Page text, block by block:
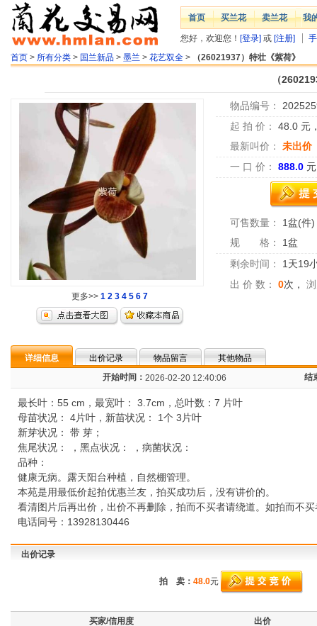
首页 买兰花 卖兰花 我
您好，欢迎您！ [登录] 或 [注册]
首页 > 所有分类 > 国兰新品 > 墨兰 > 花艺双全 > （26021937）特壮《紫荷》
（
更多>> 1 2 3 4 5 6 7
物品编号：
起 拍 价：
48.0 元
最新叫价：
未出价
一 口 价：
888.0 元
可售数量： 1盆(件)
规 格：
1盆
剩余时间：
1天19
出 价 数：
0次，
详细信息 出价记录 物品留言
其他物品
开始时间： 2026-02-20 12:40:06 结
最长叶：55 cm，最宽叶： 3.7cm，总叶数：7 片叶
母苗状况： 4片叶，新苗状况： 1个 3片叶
新芽状况： 带 芽；
焦尾状况： ，黑点状况： ，病菌状况：
品种：
健康无病。露天阳台种植，自然棚管理。
本苑是用最低价起拍优惠兰友，拍买成功后，没有讲价的。
看清图片后再出价，出价不再删除，拍而不买者请绕道。如拍而不
电话同号：13928130446
出价记录
拍 卖： 48.0元
买家/信用度 出价